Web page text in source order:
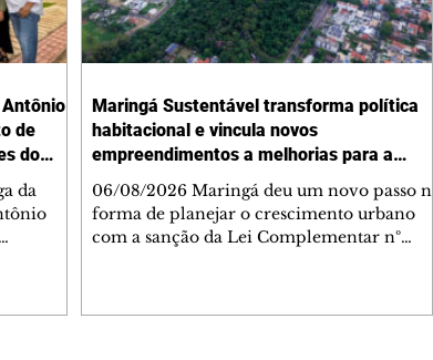
de
do
da
Maringá Sustentável transforma política
habitacional e vincula novos
empreendimentos a melhorias para a
cidade
06/08/2026 Maringá deu um novo passo na
forma de planejar o crescimento urbano
com a sanção da Lei Complementar nº